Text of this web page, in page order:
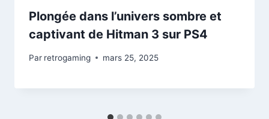
Plongée dans l’univers sombre et
captivant de Hitman 3 sur PS4
Par retrogaming mars 25, 2025